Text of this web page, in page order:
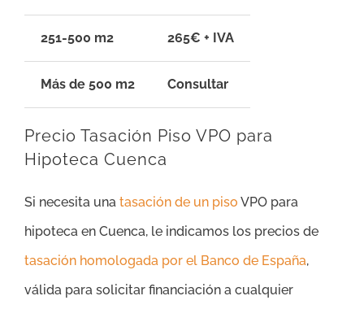
251-500 m2 265€ + IVA
Más de 500 m2 Consultar
Precio Tasación Piso VPO para
Hipoteca Cuenca
Si necesita una tasación de un piso VPO para
hipoteca en Cuenca, le indicamos los precios de
tasación homologada por el Banco de España,
válida para solicitar financiación a cualquier